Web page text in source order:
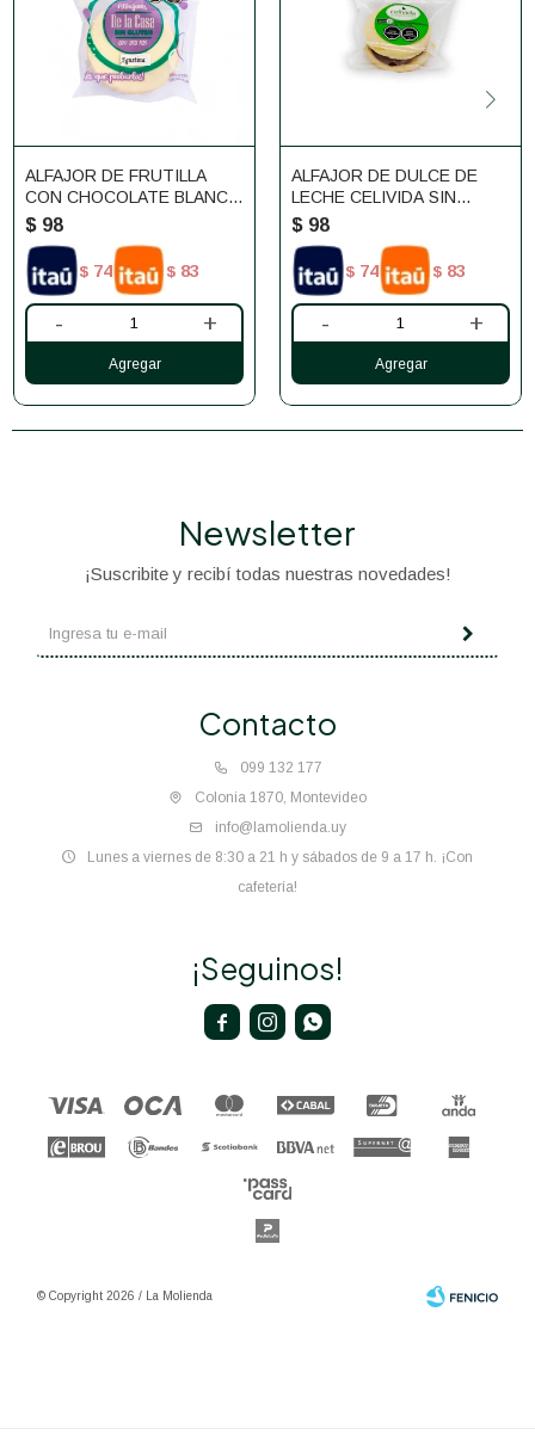
ALFAJOR DE FRUTILLA
CON CHOCOLATE BLANCO
DE LA CASA
$ 98
$ 74 $ 83
- +
ALFAJOR DE DULCE DE
LECHE CELIVIDA SIN
GLUTEN
$ 98
$ 74 $ 83
- +
Contacto
099 132 177
Colonia 1870, Montevideo
info@lamolienda.uy
Lunes a viernes de 8:30 a 21 h y sábados de 9 a 17 h. ¡Con
cafetería!
Newsletter
¡Suscribite y recibí todas nuestras novedades!
¡Seguinos!
  
© Copyright 2026 / La Molienda